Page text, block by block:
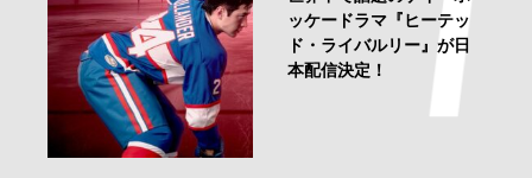
ッケードラマ『ヒーテッ
ド・ライバルリー』が日
本配信決定！